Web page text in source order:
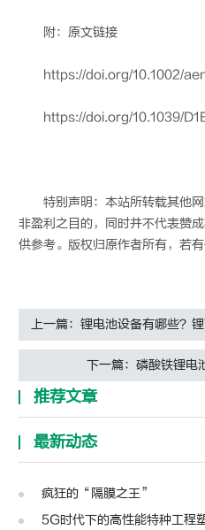
附：原文链接
https://doi.org/10.1002/
https://doi.org/10.1039/
特别声明：本站所转载其他
非盈利之目的，同时并不代表赞
供参考。版权归原作者所有，若
上一篇：锂电池设备有哪些？
下一篇：磷酸铁锂电
推荐文章
最新动态
疯狂的“隔膜之王”
5G时代下的高性能特种工程塑料薄膜